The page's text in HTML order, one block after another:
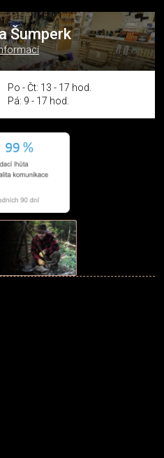
Šumperk
Po - Čt: 13 - 17 hod.
Pá: 9 - 17 hod.